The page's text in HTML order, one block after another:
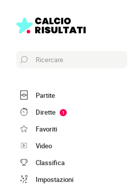
Ricercare
Partite
Dirette
1
Favoriti
Video
Classifica
Impostazioni